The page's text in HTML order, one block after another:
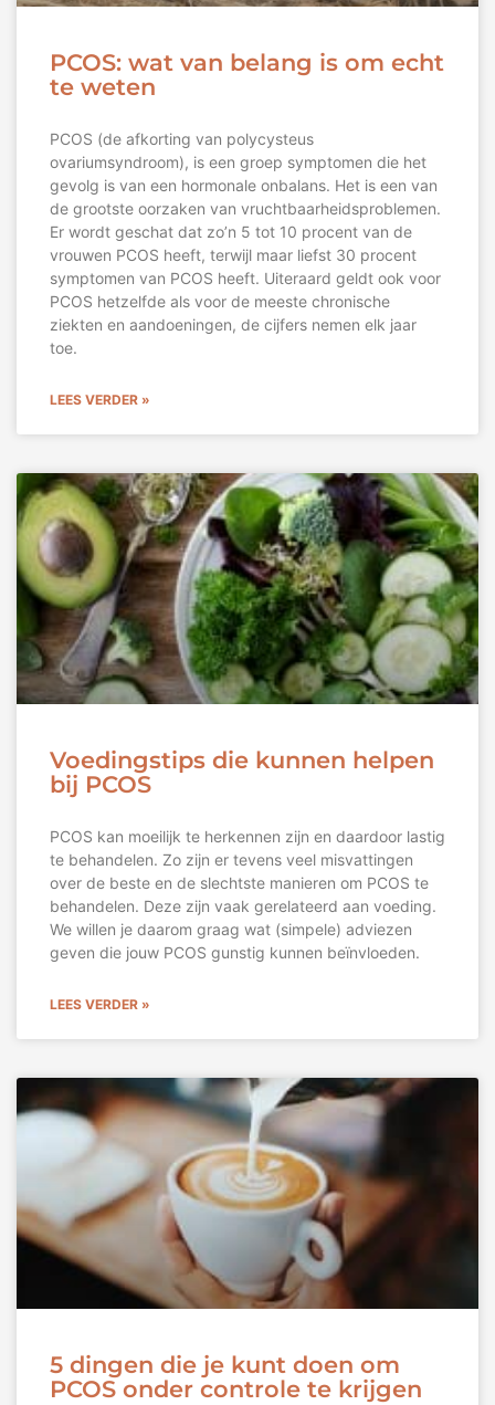
PCOS: wat van belang is om echt
te weten
PCOS (de afkorting van polycysteus
ovariumsyndroom), is een groep symptomen die het
gevolg is van een hormonale onbalans. Het is een van
de grootste oorzaken van vruchtbaarheidsproblemen.
Er wordt geschat dat zo’n 5 tot 10 procent van de
vrouwen PCOS heeft, terwijl maar liefst 30 procent
symptomen van PCOS heeft. Uiteraard geldt ook voor
PCOS hetzelfde als voor de meeste chronische
ziekten en aandoeningen, de cijfers nemen elk jaar
toe.
LEES VERDER »
Voedingstips die kunnen helpen
bij PCOS
PCOS kan moeilijk te herkennen zijn en daardoor lastig
te behandelen. Zo zijn er tevens veel misvattingen
over de beste en de slechtste manieren om PCOS te
behandelen. Deze zijn vaak gerelateerd aan voeding.
We willen je daarom graag wat (simpele) adviezen
geven die jouw PCOS gunstig kunnen beïnvloeden.
LEES VERDER »
5 dingen die je kunt doen om
PCOS onder controle te krijgen